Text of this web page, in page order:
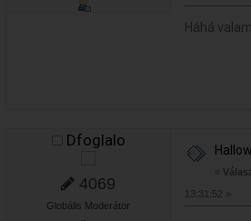
Háhá
Dfoglalo
4069
Globális Moderátor
«
13:31:52 »